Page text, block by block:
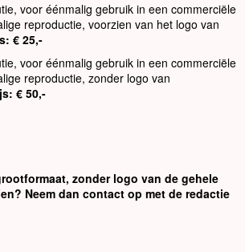
voor éénmalig gebruik in een commerciële
reproductie, voorzien van het logo van
€ 25,-
voor éénmalig gebruik in een commerciële
reproductie, zonder logo van
€ 50,-
zonder logo van de gehele
Neem dan contact op met de redactie